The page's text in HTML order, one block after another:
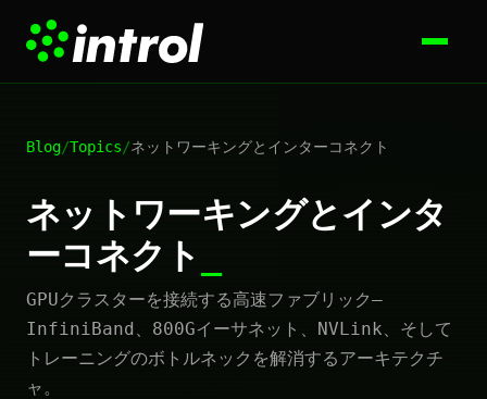
Blog/Topics/ネットワーキングとインターコネクト
ネットワーキングとインタ
ーコネクト
GPUクラスターを接続する高速ファブリック—
InfiniBand、800Gイーサネット、NVLink、そして
トレーニングのボトルネックを解消するアーキテクチ
ャ。